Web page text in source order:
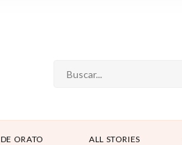
ORATO ALL STORIES